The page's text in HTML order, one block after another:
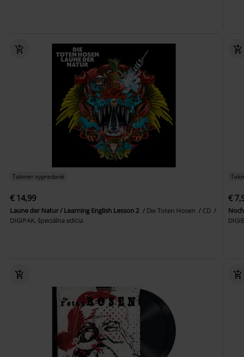
Takmer vypredané
€ 14,99
Laune der Natur / Learning English Lesson 2 Die Toten Hosen
CD
DIGIPAK, špeciálna edícia
€